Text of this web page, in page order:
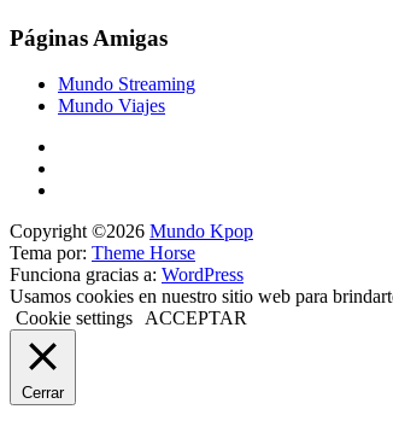
Páginas Amigas
Mundo Streaming
Mundo Viajes
Copyright ©2026 Mundo Kpop
Tema por: Theme Horse
Funciona gracias a: WordPress
Usamos cookies en nuestro sitio web para
Cookie settings
ACCEPTAR
Cerrar